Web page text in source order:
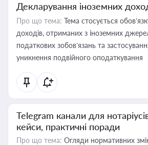
Декларування іноземних
Про що тема: Тема стосується
доходів, отриманих з іноземних
податкових зобов’язань та
уникнення подвійного оподаткування
Telegram канали для
кейси, практичні поради
Про що тема: Огляди нормативних